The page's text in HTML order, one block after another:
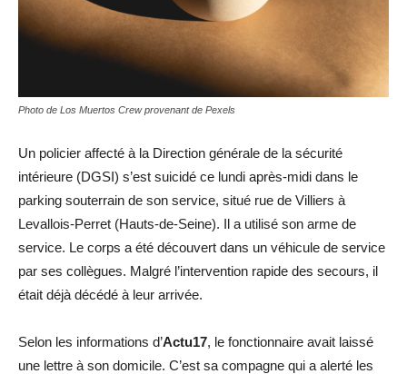
Photo de Los Muertos Crew provenant de Pexels
Un policier affecté à la Direction générale de la sécurité
intérieure (DGSI) s’est suicidé ce lundi après-midi dans le
parking souterrain de son service, situé rue de Villiers à
Levallois-Perret (Hauts-de-Seine). Il a utilisé son arme de
service. Le corps a été découvert dans un véhicule de service
par ses collègues. Malgré l’intervention rapide des secours, il
était déjà décédé à leur arrivée.
Selon les informations d’Actu17, le fonctionnaire avait laissé
une lettre à son domicile. C’est sa compagne qui a alerté les